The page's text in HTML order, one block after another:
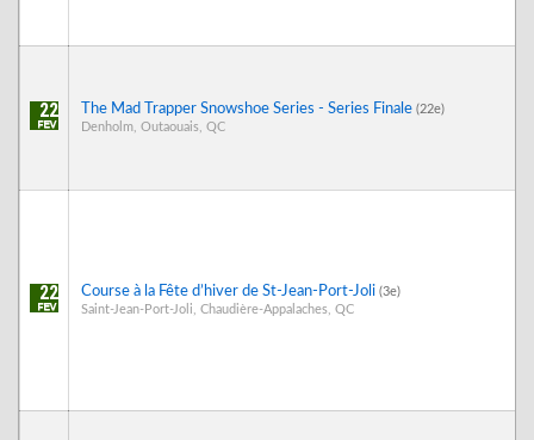
22 The Mad Trapper Snowshoe Series - Series Finale (22e)
Denholm, Outaouais, QC
22 Course à la Fête d’hiver de St-Jean-Port-Joli (3e)
Saint-Jean-Port-Joli, Chaudière-Appalaches, QC